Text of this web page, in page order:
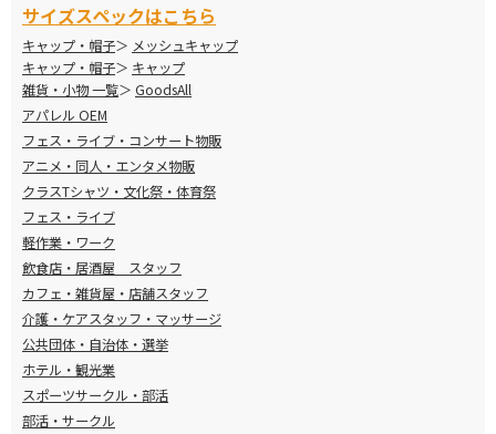
サイズスペックはこちら
キャップ・帽子
メッシュキャップ
キャップ・帽子
キャップ
雑貨・小物 一覧
GoodsAll
アパレル OEM
フェス・ライブ・コンサート物販
アニメ・同人・エンタメ物販
クラスTシャツ・文化祭・体育祭
フェス・ライブ
軽作業・ワーク
飲食店・居酒屋 スタッフ
カフェ・雑貨屋・店舗スタッフ
介護・ケアスタッフ・マッサージ
公共団体・自治体・選挙
ホテル・観光業
スポーツサークル・部活
部活・サークル